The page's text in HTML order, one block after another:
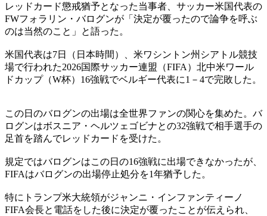
レッドカード懲戒猶予となった当事者、サッカー米国代表の
FWフォラリン・バログンが「決定が覆ったので論争を呼ぶ
のは当然のこと」と語った。
米国代表は7日（日本時間）、米ワシントン州シアトル競技
場で行われた2026国際サッカー連盟（FIFA）北中米ワール
ドカップ（W杯）16強戦でベルギー代表に1－4で完敗した。
この日のバログンの出場は全世界ファンの関心を集めた。バ
ログンはボスニア・ヘルツェゴビナとの32強戦で相手選手の
足首を踏んでレッドカードを受けた。
規定ではバログンはこの日の16強戦に出場できなかったが、
FIFAはバログンの出場停止処分を1年猶予した。
特にトランプ米大統領がジャンニ・インファンティーノ
FIFA会長と電話をした後に決定が覆ったことが伝えられ、